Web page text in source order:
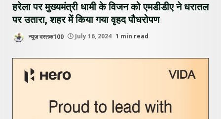
हरेला पर मुख्यमंत्री धामी के विजन को एमडीडीए ने धरातल
पर उतारा, शहर में किया गया वृहद पौधरोपण
न्यूज़ दस्तक100 July 16, 2024 1 min read